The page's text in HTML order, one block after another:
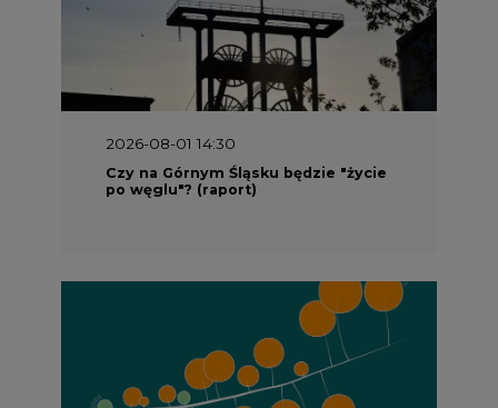
2026-08-01 14:30
Czy na Górnym Śląsku będzie "życie
po węglu"? (raport)